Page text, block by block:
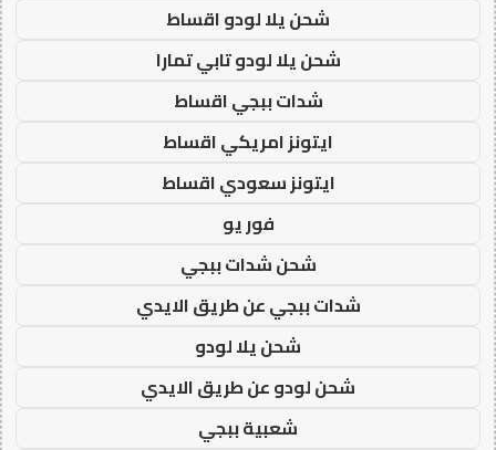
شحن يلا لودو اقساط
شحن يلا لودو تابي تمارا
شدات ببجي اقساط
ايتونز امريكي اقساط
ايتونز سعودي اقساط
فور يو
شحن شدات ببجي
شدات ببجي عن طريق الايدي
شحن يلا لودو
شحن لودو عن طريق الايدي
شعبية ببجي